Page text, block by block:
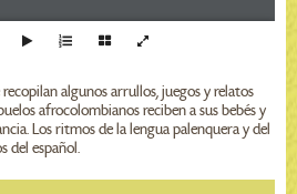
algunos arrullos, juegos y relatos
afrocolombianos reciben a sus bebés y
Los ritmos de la lengua palenquera y del
del español.